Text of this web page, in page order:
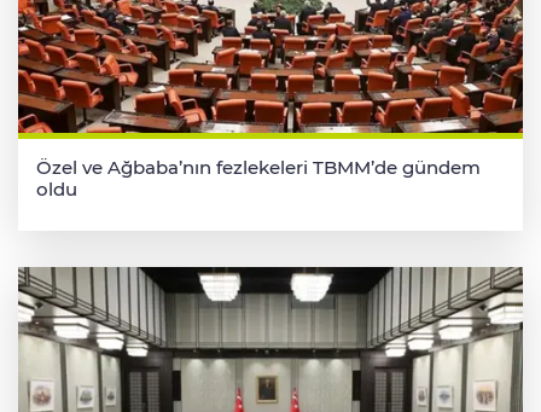
Özel ve Ağbaba’nın fezlekeleri TBMM’de gündem
oldu